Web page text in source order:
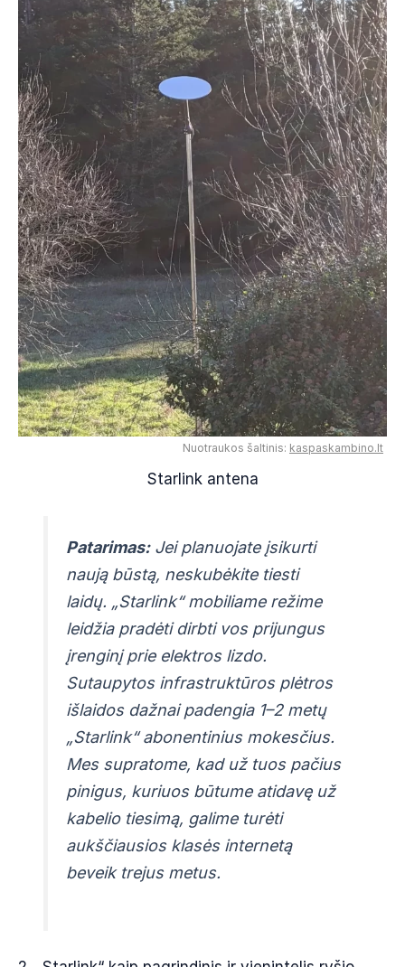
Nuotraukos šaltinis: kaspaskambino.lt
Starlink antena
Patarimas:Jei planuojate įsikurti
naują būstą, neskubėkite tiesti
laidų. „Starlink“ mobiliame režime
leidžia pradėti dirbti vos prijungus
įrenginį prie elektros lizdo.
Sutaupytos infrastruktūros plėtros
išlaidos dažnai padengia 1–2 metų
„Starlink“ abonentinius mokesčius.
Mes supratome, kad už tuos pačius
pinigus, kuriuos būtume atidavę už
kabelio tiesimą, galime turėti
aukščiausios klasės internetą
beveik trejus metus.